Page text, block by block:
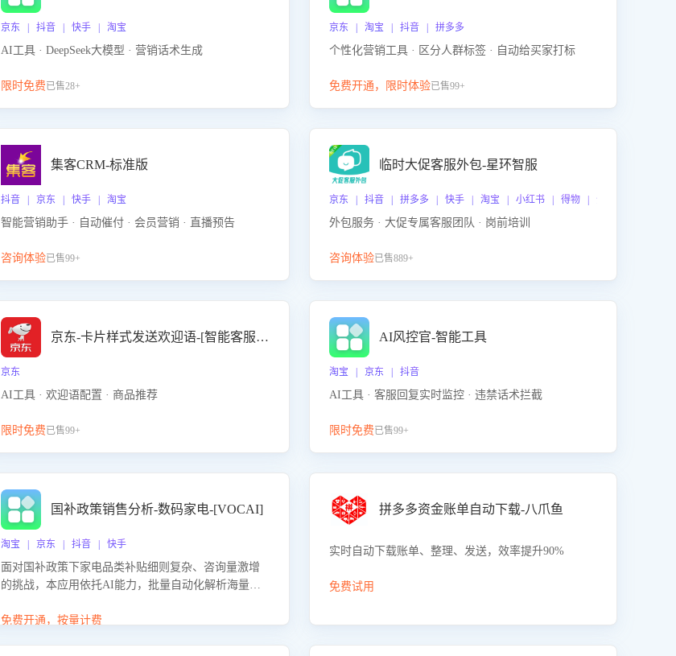
京东 | 抖音 | 快手 | 淘宝
AI工具 · DeepSeek大模型 · 营销话术生成
限时免费已售28+
京东 | 淘宝 | 抖音 | 拼多多
个性化营销工具 · 区分人群标签 · 自动给买家打标
免费开通，限时体验已售99+
集客CRM-标准版
抖音 | 京东 | 快手 | 淘宝
智能营销助手 · 自动催付 · 会员营销 · 直播预告
咨询体验已售99+
临时大促客服外包-星环智服
京东 | 抖音 | 拼多多 | 快手 | 淘宝 | 小红书 | 得物 | 企业微信
外包服务 · 大促专属客服团队 · 岗前培训
咨询体验已售889+
京东-卡片样式发送欢迎语-[智能客服机器人]
京东
AI工具 · 欢迎语配置 · 商品推荐
限时免费已售99+
AI风控官-智能工具
淘宝 | 京东 | 抖音
AI工具 · 客服回复实时监控 · 违禁话术拦截
限时免费已售99+
国补政策销售分析-数码家电-[VOCAI]
淘宝 | 京东 | 抖音 | 快手
面对国补政策下家电品类补贴细则复杂、咨询量激增
的挑战，本应用依托AI能力，批量自动化解析海量客
政策的关注焦点与购买意向，深度洞察决策动因。同
免费开通，按量计费
拼多多资金账单自动下载-八爪鱼
实时自动下载账单、整理、发送，效率提升90%
免费试用